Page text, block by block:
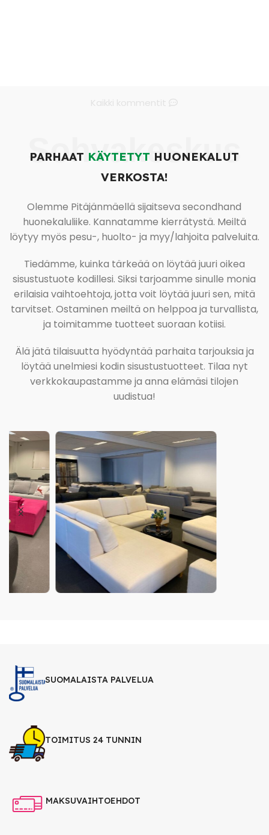
Sohvakeskus
PARHAAT KÄYTETYT HUONEKALUT
VERKOSTA!
Olemme Pitäjänmäellä sijaitseva secondhand
huonekaluliike. Kannatamme kierrätystä. Meiltä
löytyy myös pesu-, huolto- ja myy/lahjoita palveluita.
Tiedämme, kuinka tärkeää on löytää juuri oikea
sisustustuote kodillesi. Siksi tarjoamme sinulle monia
erilaisia vaihtoehtoja, jotta voit löytää juuri sen, mitä
tarvitset. Ostaminen meiltä on helppoa ja turvallista,
ja toimitamme tuotteet suoraan kotiisi.
Älä jätä tilaisuutta hyödyntää parhaita tarjouksia ja
löytää unelmiesi kodin sisustustuotteet. Tilaa nyt
verkkokaupastamme ja anna elämäsi tilojen
uudistua!
SUOMALAISTA PALVELUA
TOIMITUS 24 TUNNIN
MAKSUVAIHTOEHDOT